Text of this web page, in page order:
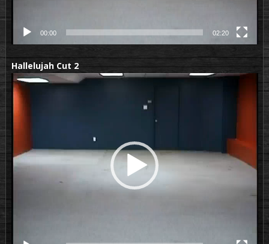
00:00 02:20
Hallelujah Cut 2
Lecteur
vidéo